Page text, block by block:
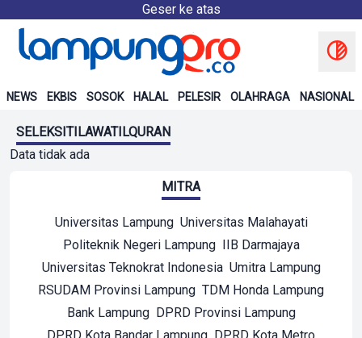
Geser ke atas
NEWS EKBIS SOSOK HALAL PELESIR OLAHRAGA NASIONAL
SELEKSITILAWATILQURAN
Data tidak ada
MITRA
Universitas Lampung Universitas Malahayati
Politeknik Negeri Lampung IIB Darmajaya
Universitas Teknokrat Indonesia Umitra Lampung
RSUDAM Provinsi Lampung TDM Honda Lampung
Bank Lampung DPRD Provinsi Lampung